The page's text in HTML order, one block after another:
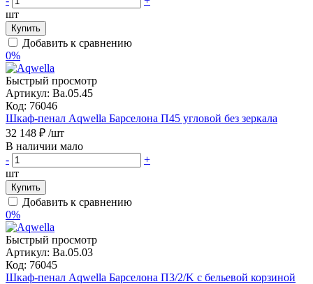
шт
Купить
Добавить к сравнению
0%
Быстрый просмотр
Артикул: Ba.05.45
Код: 76046
Шкаф-пенал Aqwella Барселона П45 угловой без зеркала
32 148 ₽ /шт
В наличии мало
-
+
шт
Купить
Добавить к сравнению
0%
Быстрый просмотр
Артикул: Ba.05.03
Код: 76045
Шкаф-пенал Aqwella Барселона П3/2/K с бельевой корзиной